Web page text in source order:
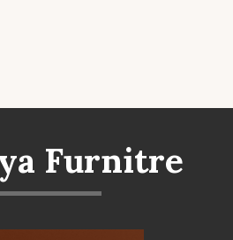
Furnitre